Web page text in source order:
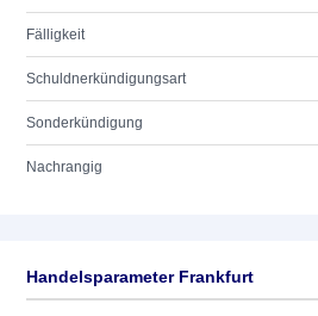
Fälligkeit
Schuldnerkündigungsart
Sonderkündigung
Nachrangig
Handelsparameter Frankfurt